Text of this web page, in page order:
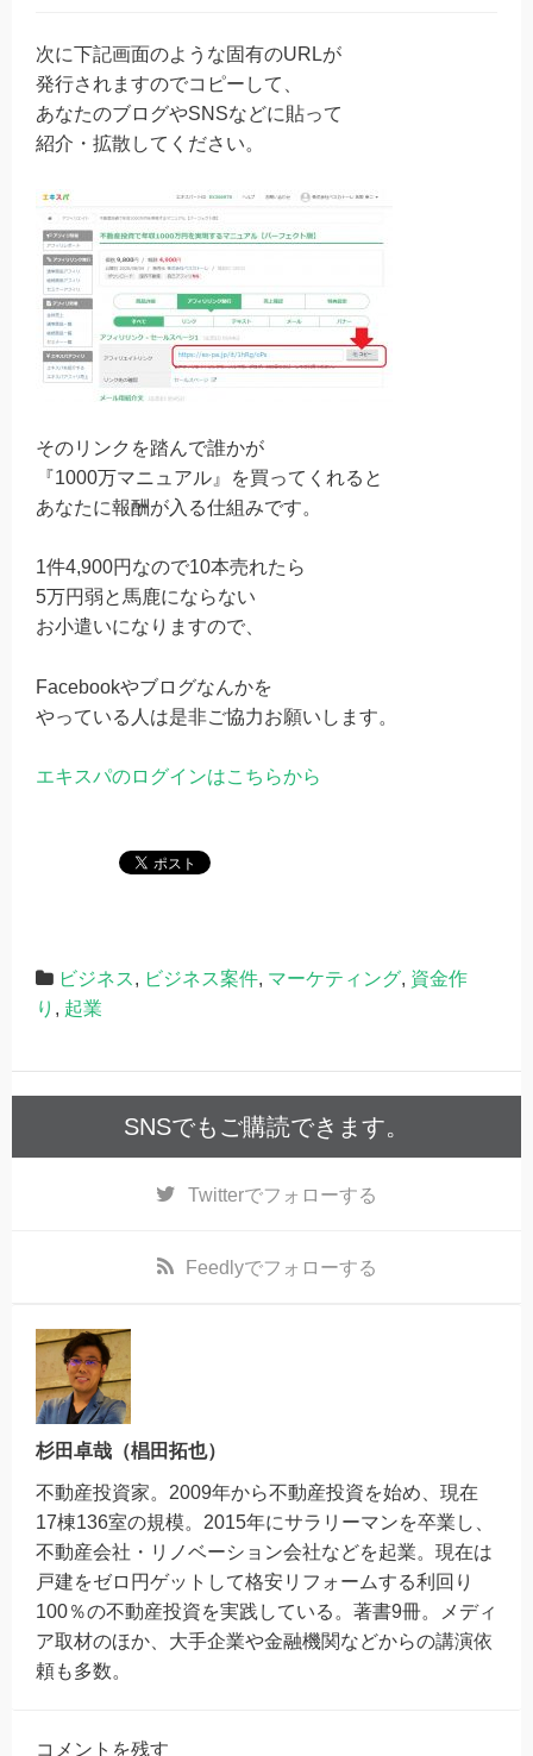
次に下記画面のような固有のURLが
発行されますのでコピーして、
あなたのブログやSNSなどに貼って
紹介・拡散してください。
そのリンクを踏んで誰かが
『1000万マニュアル』を買ってくれると
あなたに報酬が入る仕組みです。
1件4,900円なので10本売れたら
5万円弱と馬鹿にならない
お小遣いになりますので、
Facebookやブログなんかを
やっている人は是非ご協力お願いします。
エキスパのログインはこちらから
ビジネス, ビジネス案件, マーケティング, 資金作
り , 起業
SNSでもご購読できます。
Twitterでフォローする
Feedlyでフォローする
杉田卓哉（椙田拓也）
不動産投資家。2009年から不動産投資を始め、現在
17棟136室の規模。2015年にサラリーマンを卒業し、
不動産会社・リノベーション会社などを起業。現在は
戸建をゼロ円ゲットして格安リフォームする利回り
100％の不動産投資を実践している。著書9冊。メディ
ア取材のほか、大手企業や金融機関などからの講演依
頼も多数。
コメントを残す